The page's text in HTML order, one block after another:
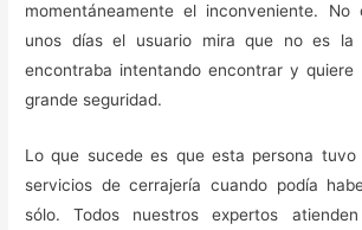
momentáneamente el inconveniente. No
unos días el usuario mira que no es la
encontraba intentando encontrar y quiere
grande seguridad.
Lo que sucede es que esta persona
servicios de cerrajería cuando podía
sólo. Todos nuestros expertos